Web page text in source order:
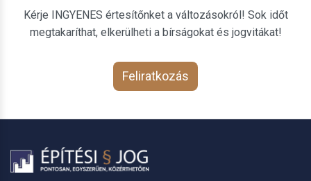
Kérje INGYENES értesítőnket a változásokról! Sok időt
megtakaríthat, elkerülheti a bírságokat és jogvitákat!
Feliratkozás